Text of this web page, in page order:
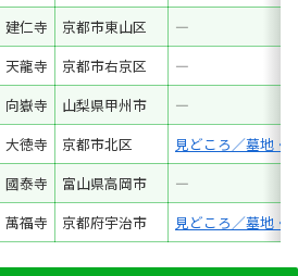
建仁寺 京都市東山区
―
天龍寺 京都市右京区
―
向嶽寺 山梨県甲州市
―
大徳寺 京都市北区
見どころ／墓地・
國泰寺 富山県高岡市
―
萬福寺 京都府宇治市 見どころ／墓地・